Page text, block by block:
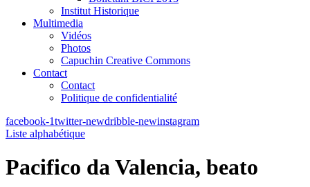
Institut Historique
Multimedia
Vidéos
Photos
Capuchin Creative Commons
Contact
Contact
Politique de confidentialité
facebook-1twitter-newdribble-newinstagram
Liste alphabétique
Pacifico da Valencia, beato